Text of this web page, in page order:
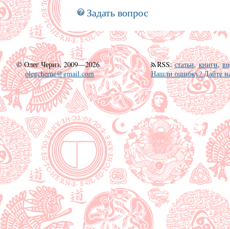
Задать вопрос
©Олег Чернэ, 2009—2026
olegcherne@gmail.com
RSS:статьи,книги,
Нашли ошибку? Дайте